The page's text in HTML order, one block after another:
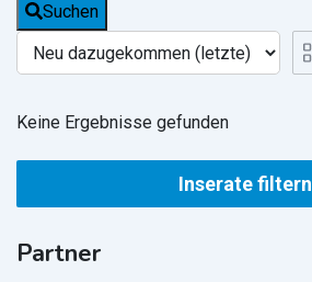
Suchen
Keine Ergebnisse gefunden
Inserate filtern
Partner